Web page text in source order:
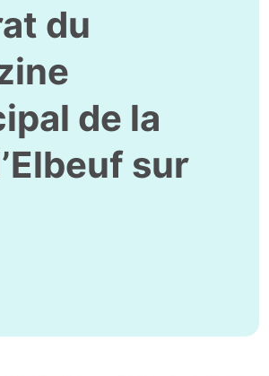
du
de la
sur